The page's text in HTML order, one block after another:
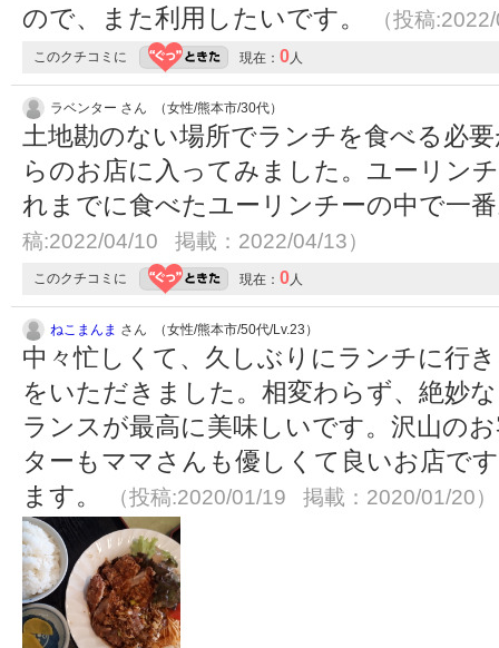
ので、また利用したいです。
（投稿
このクチコミに 現在： 0人
ラベンター さん （女性/熊本市/30代）
土地勘のない場所でランチを食べる必
らのお店に入ってみました。ユーリン
れまでに食べたユーリンチーの中で一
稿:2022/04/10 掲載：2022/04/13）
このクチコミに 現在： 0人
ねこまんま さん （女性/熊本市/50代/Lv.23）
中々忙しくて、久しぶりにランチに行
をいただきました。相変わらず、絶妙
ランスが最高に美味しいです。沢山の
ターもママさんも優しくて良いお店で
ます。
（投稿:2020/01/19 掲載：2020/01/20）